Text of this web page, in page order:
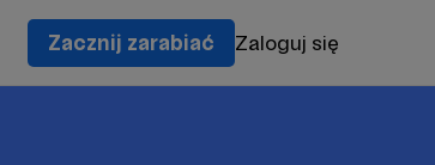
Zacznij zarabiać Zaloguj się